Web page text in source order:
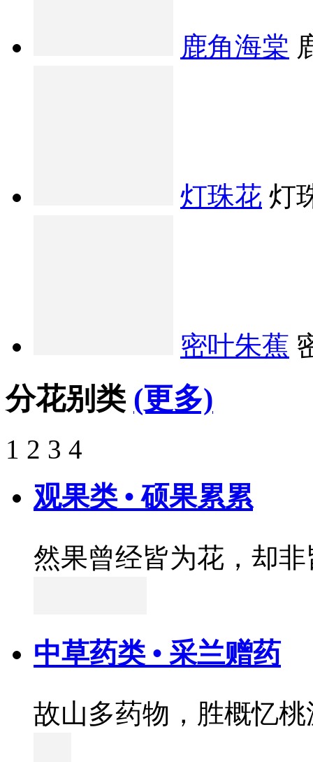
鹿角海棠
灯珠花 灯
密叶朱蕉
分花别类 (更多)
1 2 3 4
观果类 • 硕果累累
然果曾经皆为花，却
中草药类 • 采兰赠药
故山多药物，胜概忆桃